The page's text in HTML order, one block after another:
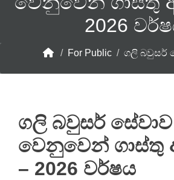
2026
/ For Public / ගලි බවුසර්
ගලි බවුසර් සේවාව
වෙනුවෙන් ගාස්තු
– 2026 වර්ෂය